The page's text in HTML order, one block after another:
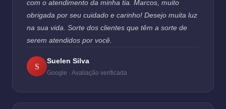
com o atendimento da minha tia. Marcos, muito
obrigada por seu cuidado e carinho! Desejo muita luz
na sua vida. Sorte dos clientes que têm a sorte de
serem atendidos por você.
S
Suelen Silva
Google · Avaliação verificada